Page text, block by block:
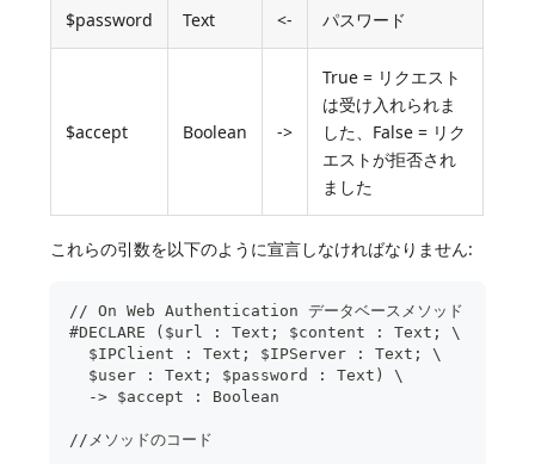
$password Text <- パスワード
$accept Boolean ->
True = リクエスト
は受け入れられま
した、False = リク
エストが拒否され
ました
これらの引数を以下のように宣言しなければなりません:
// On Web Authentication データベースメソッド
#DECLARE ($url : Text; $content : Text; \
  $IPClient : Text; $IPServer : Text; \
  $user : Text; $password : Text) \
  -> $accept : Boolean
//メソッドのコード